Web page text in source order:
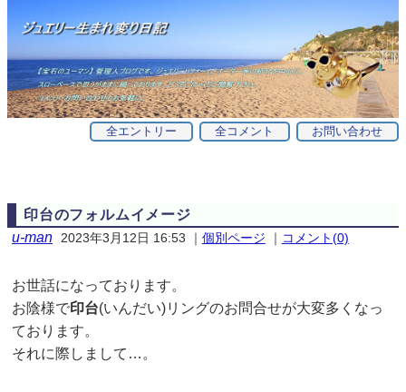
お問い合わせ
全コメント
全エントリー
印台のフォルムイメージ
u-man 2023年3月12日 16:53 ｜ 個別ページ ｜ コメント(0)
お世話になっております。
お陰様で印台(いんだい)リングのお問合せが大変多くなっ
ております。
それに際しまして…。